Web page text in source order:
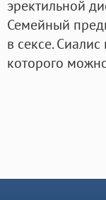
эректильной
Семейный
в сексе.
которого